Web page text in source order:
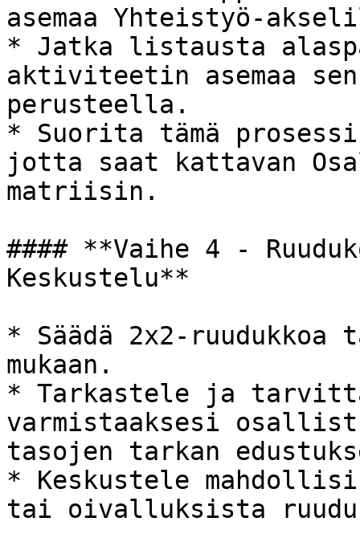
asemaa Yhteistyö-
* Jatka listausta
aktiviteetin asemaa
perusteella.
* Suorita tämä
jotta saat kattavan
matriisin.
#### **Vaihe 4 -
Keskustelu**
* Säädä 2x2-
mukaan.
* Tarkastele ja
varmistaaksesi
tasojen tarkan
* Keskustele
tai oivalluksista